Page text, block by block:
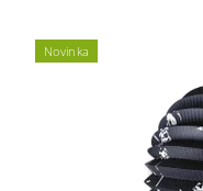
Novinka